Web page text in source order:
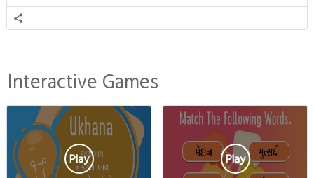
Interactive Games
Play Play